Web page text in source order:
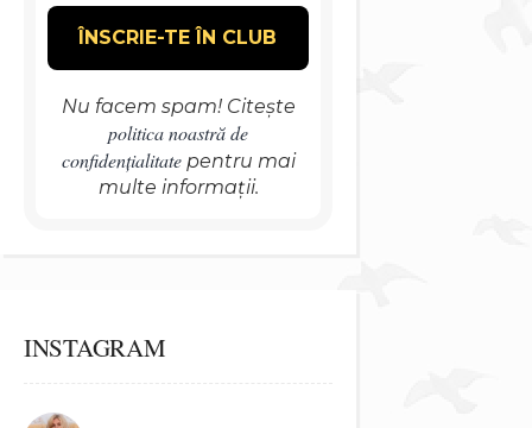
Nu facem spam! Citește
politica noastră de
confidențialitatepentru mai
multe informații.
INSTAGRAM